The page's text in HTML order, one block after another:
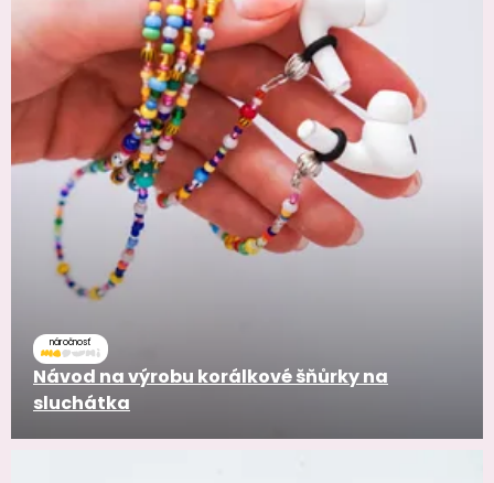
náročnosť
Návod na výrobu korálkové šňůrky na
sluchátka